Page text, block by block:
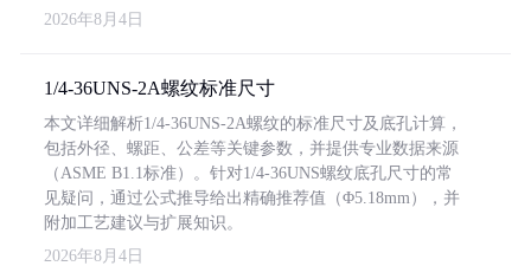
2026年8月4日
1/4-36UNS-2A螺纹标准尺寸
本文详细解析1/4-36UNS-2A螺纹的标准尺寸及底孔计算，
包括外径、螺距、公差等关键参数，并提供专业数据来源
（ASME B1.1标准）。针对1/4-36UNS螺纹底孔尺寸的常
见疑问，通过公式推导给出精确推荐值（Φ5.18mm），并
附加工艺建议与扩展知识。
2026年8月4日